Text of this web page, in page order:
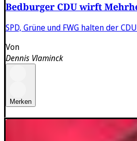
Bedburger CDU wirft
SPD, Grüne und FWG halten der
Von
Dennis Vlaminck
Merken